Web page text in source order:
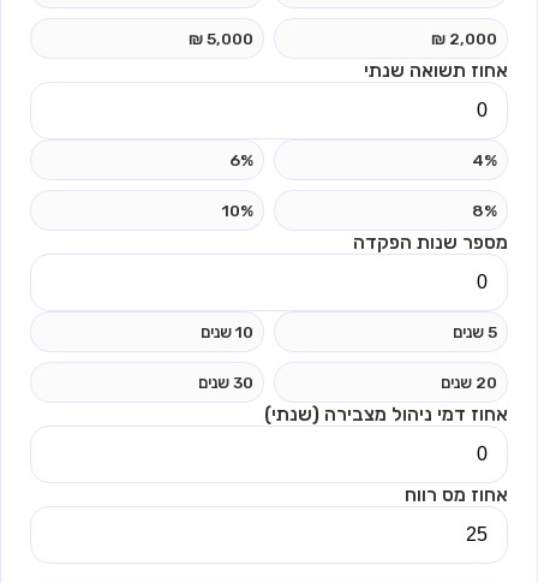
2,000 ₪
5,000 ₪
אחוז תשואה שנתי
4%
6%
8%
10%
מספר שנות הפקדה
5 שנים 10 שנים
20 שנים 30 שנים
אחוז דמי ניהול מצבירה (שנתי)
אחוז מס רווח